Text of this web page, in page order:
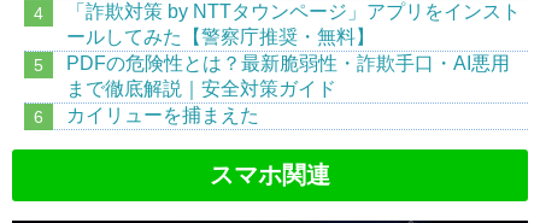
「詐欺対策 by NTTタウンページ」アプリをインスト
ールしてみた【警察庁推奨・無料】
PDFの危険性とは？最新脆弱性・詐欺手口・AI悪用
まで徹底解説｜安全対策ガイド
カイリューを捕まえた
スマホ関連